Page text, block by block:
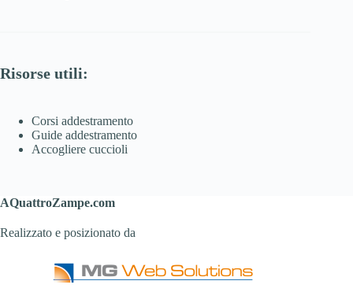
Risorse utili:
Corsi addestramento
Guide addestramento
Accogliere cuccioli
AQuattroZampe.com
Realizzato e posizionato da